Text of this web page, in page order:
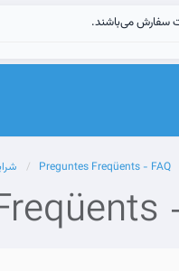
سفارش می‌باشند.
Preguntes Freqüents - FAQ